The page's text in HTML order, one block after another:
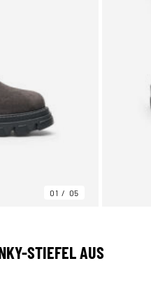
01 05
STIEFEL AUS